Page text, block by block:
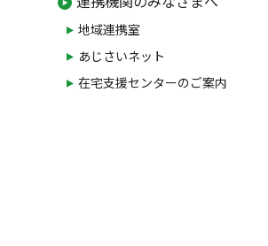
地域連携室
あじさいネット
在宅支援センターのご案内